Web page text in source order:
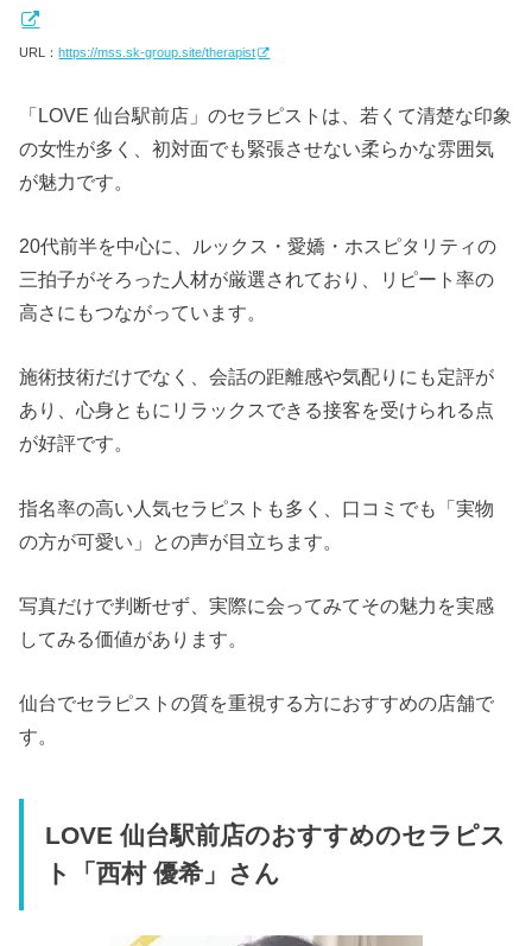
URL： https://mss.sk-group.site/therapist
「LOVE 仙台駅前店」のセラピストは、若くて清楚な印象
の女性が多く、初対面でも緊張させない柔らかな雰囲気
が魅力です。
20代前半を中心に、ルックス・愛嬌・ホスピタリティの
三拍子がそろった人材が厳選されており、リピート率の
高さにもつながっています。
施術技術だけでなく、会話の距離感や気配りにも定評が
あり、心身ともにリラックスできる接客を受けられる点
が好評です。
指名率の高い人気セラピストも多く、口コミでも「実物
の方が可愛い」との声が目立ちます。
写真だけで判断せず、実際に会ってみてその魅力を実感
してみる価値があります。
仙台でセラピストの質を重視する方におすすめの店舗で
す。
LOVE 仙台駅前店のおすすめのセラピス
ト「西村 優希」さん